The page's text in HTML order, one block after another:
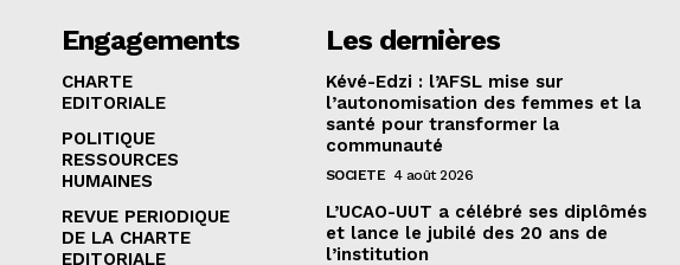
Engagements
CHARTE
EDITORIALE
POLITIQUE
RESSOURCES
HUMAINES
REVUE PERIODIQUE
DE LA CHARTE
EDITORIALE
Les dernières
Kévé-Edzi : l’AFSL mise sur
l’autonomisation des femmes et la
santé pour transformer la
communauté
SOCIETE 4 août 2026
L’UCAO-UUT a célébré ses diplômés
et lance le jubilé des 20 ans de
l’institution